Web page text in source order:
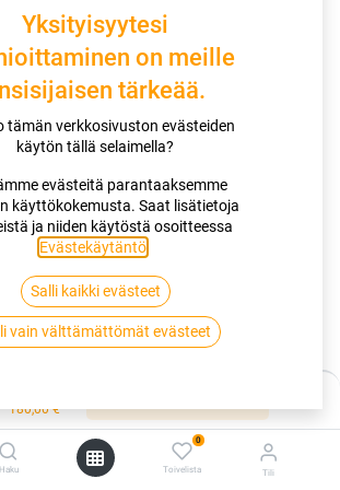
180,00€
Haku
0
Toivelista Tili
EFFICIENTGRIP PERFORMANCE 2
89V GOODYEAR
PERFORMANCE 2
Tuotekoodi:256110
Yksityisyytesi
on meille
tärkeää.
tämän verkkosivuston evästeiden
käytön tällä selaimella?
evästeitä parantaaksemme
käyttökokemusta. Saat lisätietoja
ja niiden käytöstä osoitteessa
Evästekäytäntö
Salli kaikki evästeet
vain välttämättömät evästeet